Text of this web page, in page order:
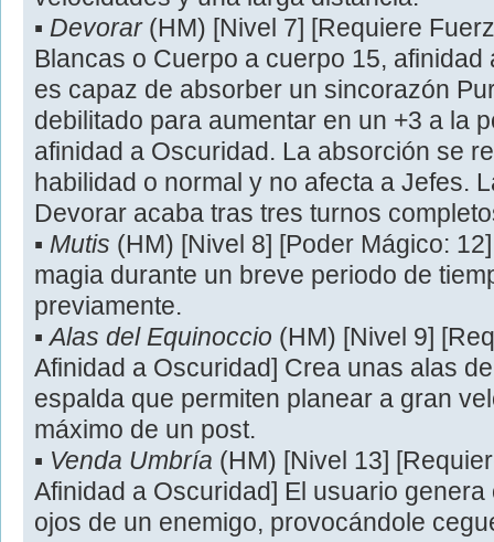
▪ Devorar(HM) [Nivel 7] [Requiere
Blancas o Cuerpo a cuerpo 15,
es capaz de absorber un sincorazón
debilitado para aumentar en un +3 a la
afinidad a Oscuridad. La absorción se
habilidad o normal y no afecta a Jefes.
Devorar acaba tras tres turnos
▪ Mutis (HM) [Nivel 8] [Poder Mágico:
magia durante un breve periodo de
previamente.
▪Alas del Equinoccio (HM) [Nivel 9]
Afinidad a Oscuridad] Crea unas alas
espalda que permiten planear a gran
máximo de un post.
▪ Venda Umbría (HM) [Nivel 13]
Afinidad a Oscuridad] El usuario
ojos de un enemigo, provocándole